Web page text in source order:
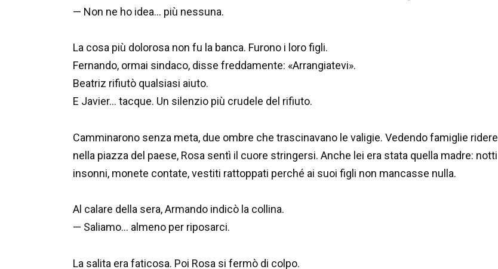
— Non ne ho idea… più nessuna.
La cosa più dolorosa non fu la banca. Furono i loro figli.
Fernando, ormai sindaco, disse freddamente: «Arrangiatevi».
Beatriz rifiutò qualsiasi aiuto.
E Javier… tacque. Un silenzio più crudele del rifiuto.
Camminarono senza meta, due ombre che trascinavano le valigie. Vedendo famiglie ridere
nella piazza del paese, Rosa sentì il cuore stringersi. Anche lei era stata quella madre: notti
insonni, monete contate, vestiti rattoppati perché ai suoi figli non mancasse nulla.
Al calare della sera, Armando indicò la collina.
— Saliamo… almeno per riposarci.
La salita era faticosa. Poi Rosa si fermò di colpo.